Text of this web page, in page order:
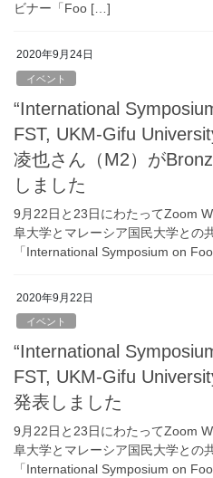
ビナー「Foo […]
2020年9月24日
イベント
“International
FST, UKM-Gifu
凌也さん（M2）が
しました
9月22日と23日にわたってZoom
阜大学とマレーシア国民大学との
「International Symposium on
2020年9月22日
イベント
“International
FST, UKM-Gifu
発表しました
9月22日と23日にわたってZoom
阜大学とマレーシア国民大学との
「International Symposium on